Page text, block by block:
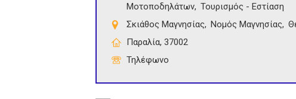
Μοτοποδηλάτων Τουρισμός - Εστίαση
Σκιάθος Μαγνησίας
Νομός Μαγνησίας
Παραλία, 37002
Τηλέφωνο